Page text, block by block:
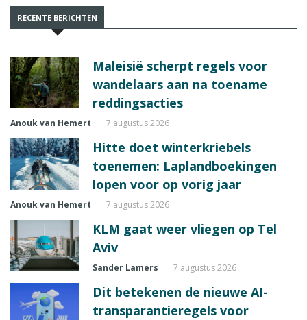
RECENTE BERICHTEN
Maleisië scherpt regels voor
wandelaars aan na toename
reddingsacties
Anouk van Hemert 7 augustus 2026
Hitte doet winterkriebels
toenemen: Laplandboekingen
lopen voor op vorig jaar
Anouk van Hemert 7 augustus 2026
KLM gaat weer vliegen op Tel
Aviv
Sander Lamers 7 augustus 2026
Dit betekenen de nieuwe AI-
transparantieregels voor